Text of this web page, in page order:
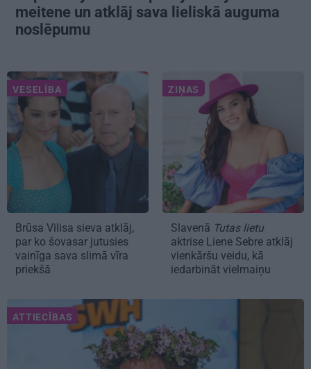
meitene un atklāj sava lieliskā auguma
noslēpumu
VESELĪBA
Brūsa Vilisa sieva atklāj,
par ko šovasar jutusies
vainīga sava slimā vīra
priekšā
ZIŅAS
Slavenā Tutas lietu
aktrise Liene Sebre atklāj
vienkāršu veidu, kā
iedarbināt vielmaiņu
ATTIECĪBAS